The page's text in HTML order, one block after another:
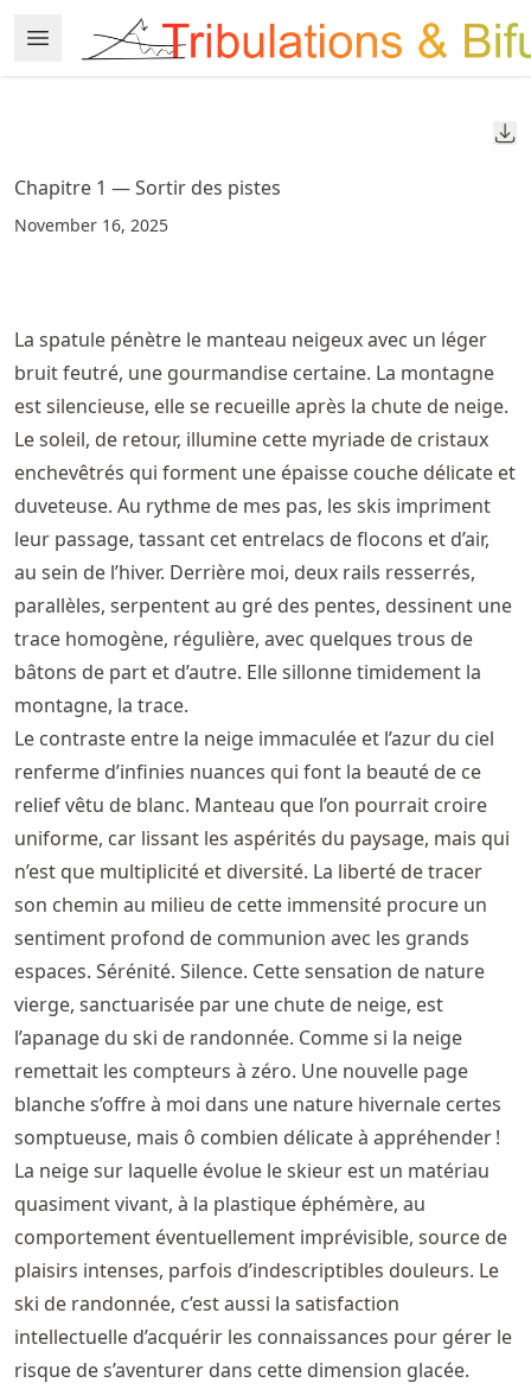
to
article
to
article
content
Open Menu
Made with MyST
Chapitre 1 — Sortir des pistes
November 16, 2025
La spatule pénètre le manteau neigeux avec un léger
bruit feutré, une gourmandise certaine. La montagne
est silencieuse, elle se recueille après la chute de neige.
Le soleil, de retour, illumine cette myriade de cristaux
enchevêtrés qui forment une épaisse couche délicate et
duveteuse. Au rythme de mes pas, les skis impriment
leur passage, tassant cet entrelacs de flocons et d’air,
au sein de l’hiver. Derrière moi, deux rails resserrés,
parallèles, serpentent au gré des pentes, dessinent une
trace homogène, régulière, avec quelques trous de
bâtons de part et d’autre. Elle sillonne timidement la
montagne, la trace.
Le contraste entre la neige immaculée et l’azur du ciel
renferme d’infinies nuances qui font la beauté de ce
relief vêtu de blanc. Manteau que l’on pourrait croire
uniforme, car lissant les aspérités du paysage, mais qui
n’est que multiplicité et diversité. La liberté de tracer
son chemin au milieu de cette immensité procure un
sentiment profond de communion avec les grands
espaces. Sérénité. Silence. Cette sensation de nature
vierge, sanctuarisée par une chute de neige, est
l’apanage du ski de randonnée. Comme si la neige
remettait les compteurs à zéro. Une nouvelle page
blanche s’offre à moi dans une nature hivernale certes
somptueuse, mais ô combien délicate à appréhender !
La neige sur laquelle évolue le skieur est un matériau
quasiment vivant, à la plastique éphémère, au
comportement éventuellement imprévisible, source de
plaisirs intenses, parfois d’indescriptibles douleurs. Le
ski de randonnée, c’est aussi la satisfaction
intellectuelle d’acquérir les connaissances pour gérer le
risque de s’aventurer dans cette dimension glacée.